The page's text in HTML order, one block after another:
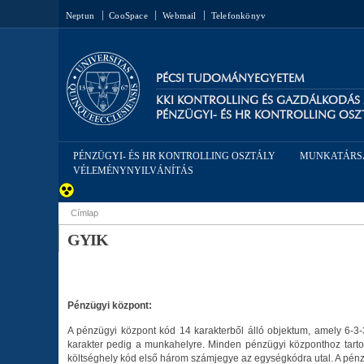
Neptun CooSpace Webmail Telefonkönyv
PÉCSI TUDOMÁNYEGYETEM
KKI KONTROLLING ÉS GAZDÁLKODÁS
PÉNZÜGYI- ÉS HR KONTROLLING
PÉNZÜGYI- ÉS HR KONTROLLING OSZTÁLY
VÉLEMÉNYNYILVÁNÍTÁS
Jelenlegi hely
Címlap
GYIK
Pénzügyi központ:
A pénzügyi központ kód 14 karakterből álló objektum, amely 6-
karakter pedig a munkahelyre. Minden pénzügyi központhoz
költséghely kód első három számjegye az egységkódra utal. A